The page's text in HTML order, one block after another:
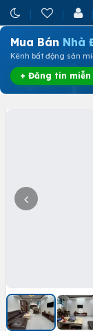
Mua Bán Nhà
Kênh bất động sản
+ Đăng tin miễn